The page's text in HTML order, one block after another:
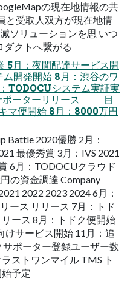
の現在地情報の共
受取人双方が現在地情
ソリューションを思 いつ
ダクトへ繋がる
5月：夜間配達サービス開
開発開始 8月：渋谷のワ
TODOCUシステム実証実
ポーターリリース 目
マ便開始 8月：8000万円
Battle 2020優勝 2月：
最優秀賞 3月：IVS 2021
6月：TODOCUクラウド
の資金調達 Company
2022 2023 2024 6月：
ース リリース 7月：トド
ース 8月：トドク便開始
けサービス開始 11月：追
ポーター登録ユーザー数
ストワンマイル TMS ト
予定